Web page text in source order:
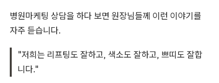
병원마케팅 상담을 하다 보면 원장님들께 이런 이야기를
자주 듣습니다.
"저희는 리프팅도 잘하고, 색소도 잘하고, 쁘띠도 잘합
니다."